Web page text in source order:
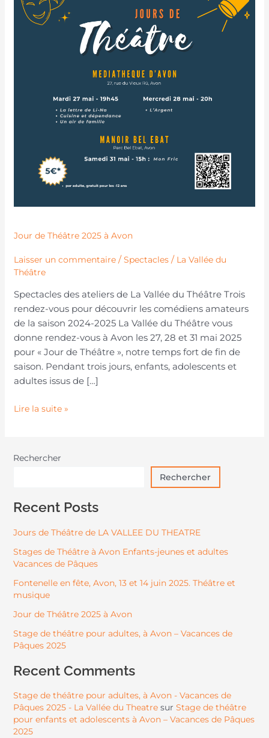
Jour de Théâtre 2025 à Avon
Laisser un commentaire /Spectacles / La Vallée du
Théâtre
Spectacles des ateliers de La Vallée du Théâtre Trois
rendez-vous pour découvrir les comédiens amateurs
de la saison 2024-2025 La Vallée du Théâtre vous
donne rendez-vous à Avon les 27, 28 et 31 mai 2025
pour « Jour de Théâtre », notre temps fort de fin de
saison. Pendant trois jours, enfants, adolescents et
adultes issus de […]
2025
Lire la suite »
Rechercher
Rechercher
Recent Posts
Jours de Théâtre de LA VALLEE DU THEATRE
Stages de Théâtre à Avon Enfants-jeunes et adultes
Vacances de Pâques
Fontenelle en fête, Avon, 13 et 14 juin 2025. Théâtre et
musique
Jour de Théâtre 2025 à Avon
Stage de théâtre pour adultes, à Avon – Vacances de
Pâques 2025
Recent Comments
Stage de théâtre pour adultes, à Avon - Vacances de
Pâques 2025 - La Vallée du Theatresur Stage de théâtre
pour enfants et adolescents à Avon – Vacances de Pâques
2025